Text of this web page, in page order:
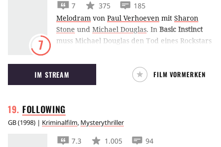
7
7 375
185
Melodram von Paul Verhoeven mit Sharon
Stone und Michael Douglas. In Basic Instinct
muss Michael Douglas den Tod eines Rockstars
einen Sumpf aus Liebe, Hass, Komplott und
Verrat.
IM STREAM FILM VORMERKEN
FOLLOWING
GB(1998) | Kriminalfilm, Mysterythriller
7.3 1.005
94